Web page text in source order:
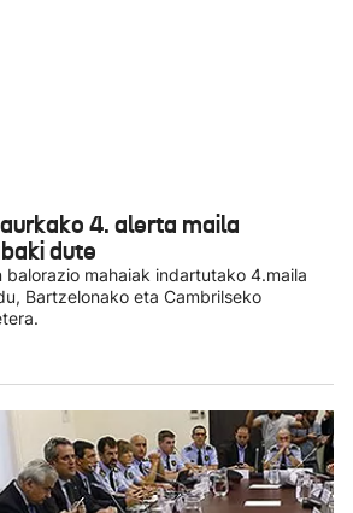
4. alerta maila
dute
balorazio mahaiak indartutako 4.maila
Bartzelonako eta Cambrilseko